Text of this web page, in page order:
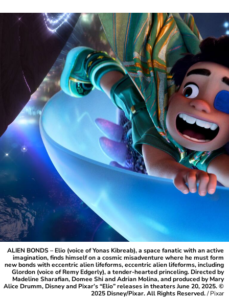
ALIEN BONDS – Elio (voice of Yonas Kibreab), a space fanatic with an active
imagination, finds himself on a cosmic misadventure where he must form
new bonds with eccentric alien lifeforms, eccentric alien lifeforms, including
Glordon (voice of Remy Edgerly), a tender-hearted princeling. Directed by
Madeline Sharafian, Domee Shi and Adrian Molina, and produced by Mary
Alice Drumm, Disney and Pixar’s “Elio” releases in theaters June 20, 2025. ©
2025 Disney/Pixar. All Rights Reserved./Pixar